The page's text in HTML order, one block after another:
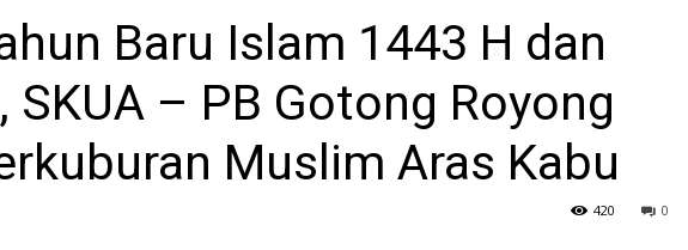
Baru Islam 1443 H dan
SKUA – PB Gotong Royong
Muslim Aras Kabu
0
420